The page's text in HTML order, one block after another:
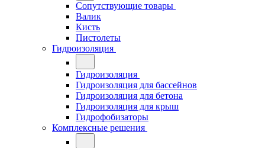
Сопутствующие товары
Валик
Кисть
Пистолеты
Гидроизоляция
Гидроизоляция
Гидроизоляция для бассейнов
Гидроизоляция для бетона
Гидроизоляция для крыш
Гидрофобизаторы
Комплексные решения